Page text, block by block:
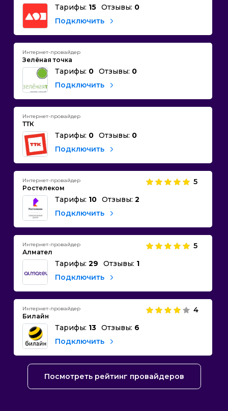
Тарифы: 15 Отзывы: 0
Подключить
Интернет-провайдер
Зелёная точка
Тарифы: 0 Отзывы: 0
Подключить
Интернет-провайдер
ТТК
Тарифы: 0 Отзывы: 0
Подключить
Интернет-провайдер
Ростелеком
5
Тарифы: 10 Отзывы: 2
Подключить
Интернет-провайдер
Алмател
5
Тарифы: 29 Отзывы: 1
Подключить
Интернет-провайдер
Билайн
4
Тарифы: 13 Отзывы: 6
Подключить
Посмотреть рейтинг провайдеров